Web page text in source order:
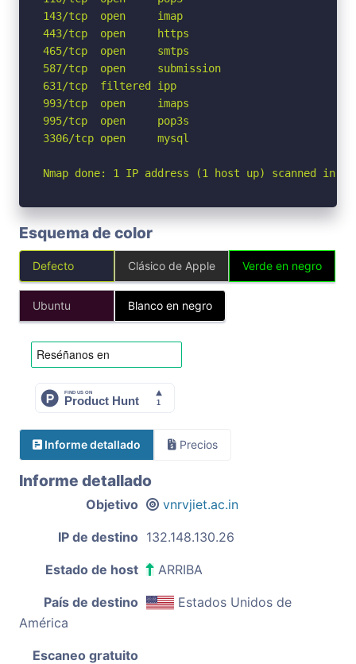
143/tcp  open     imap
443/tcp  open     https
465/tcp  open     smtps
587/tcp  open     submission
631/tcp  filtered ipp
993/tcp  open     imaps
995/tcp  open     pop3s
3306/tcp open     mysql
Nmap done: 1 IP address (1 host up) scanned in
Esquema de color
Defecto Clásico de Apple Verde en negro
Ubuntu Blanco en negro
Informe detallado Precios
Informe detallado
Objetivo vnrvjiet.ac.in
IP de destino 132.148.130.26
Estado de host ARRIBA
País de destino
Estados Unidos de
América
Escaneo gratuito